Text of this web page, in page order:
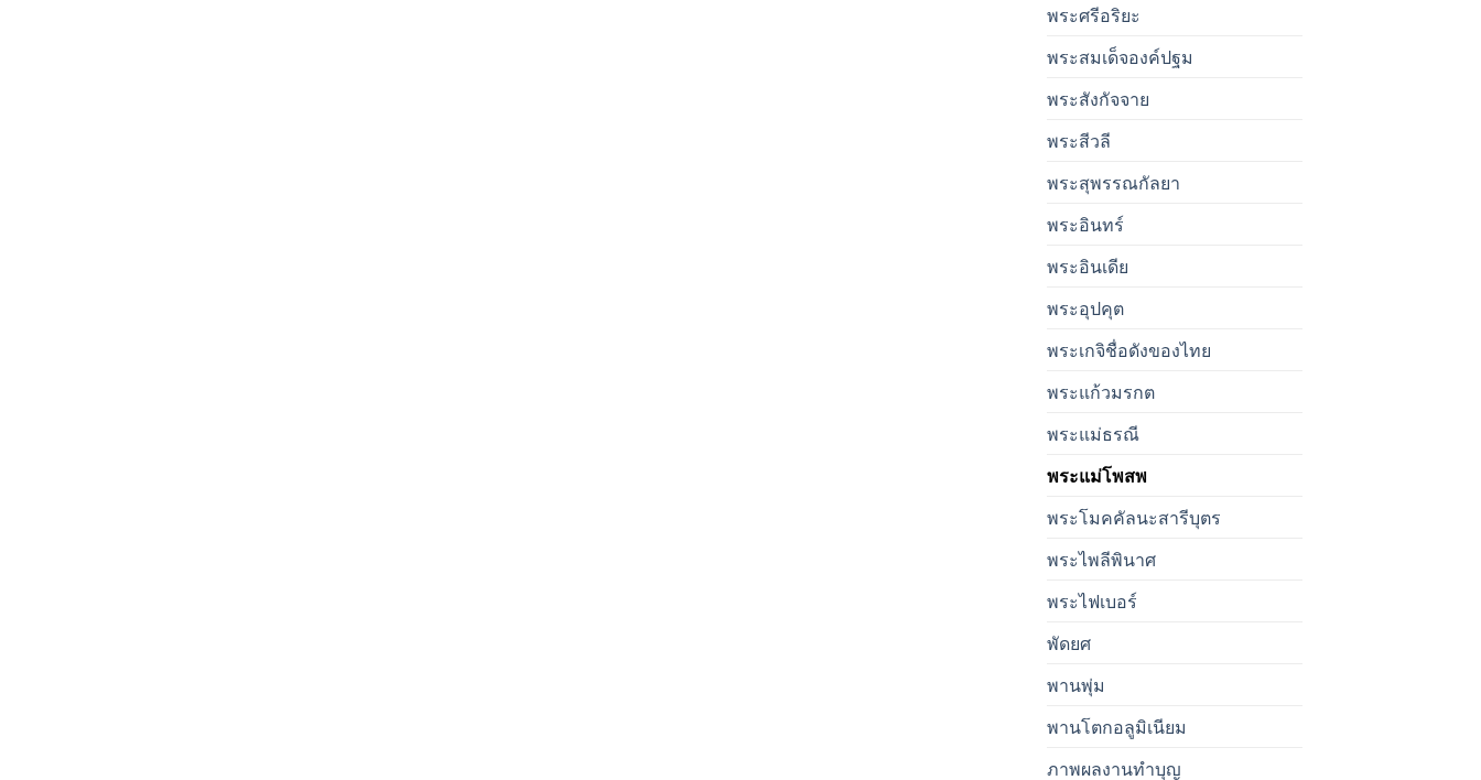
พระศรีอริยะ
พระสมเด็จองค์ปฐม
พระสังกัจจาย
พระสีวลี
พระสุพรรณกัลยา
พระอินทร์
พระอินเดีย
พระอุปคุต
พระเกจิชื่อดังของไทย
พระแก้วมรกต
พระแม่ธรณี
พระแม่โพสพ
พระโมคคัลนะสารีบุตร
พระไพลีพินาศ
พระไฟเบอร์
พัดยศ
พานพุ่ม
พานโตกอลูมิเนียม
ภาพผลงานทำบุญ